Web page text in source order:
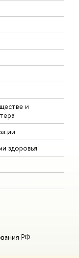
и
здоровья
РФ